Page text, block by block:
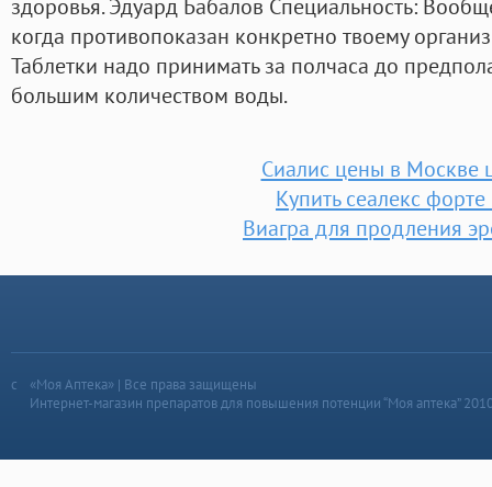
когда противопоказан конкретно твоему
Таблетки надо принимать за полчаса до
большим количеством воды.
Сиалис цены в Москве
Купить сеалекс
Виагра для продления
«Моя Аптека» | Все права защищены
Интернет-магазин препаратов для повышения потенции “Моя аптека”